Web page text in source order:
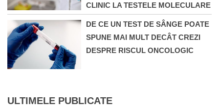
CLINIC LA TESTELE MOLECULARE
DE CE UN TEST DE SÂNGE POATE
SPUNE MAI MULT DECÂT CREZI
DESPRE RISCUL ONCOLOGIC
ULTIMELE PUBLICATE